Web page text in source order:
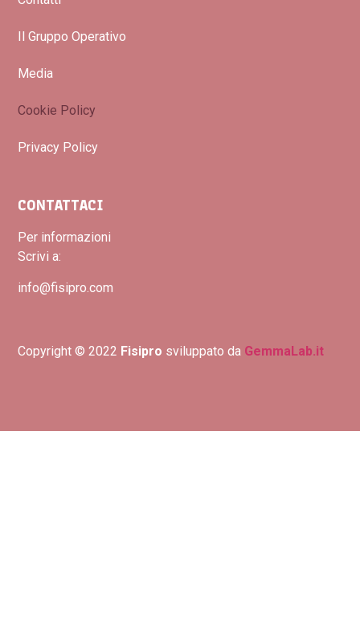
Il Gruppo Operativo
Media
Cookie Policy
Privacy Policy
CONTATTACI
Per informazioni
Scrivi a:
info@fisipro.com
Copyright © 2022 Fisipro sviluppato da GemmaLab.it